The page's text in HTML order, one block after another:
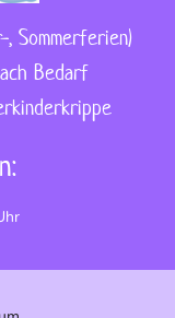
Sommerferien)
Bedarf